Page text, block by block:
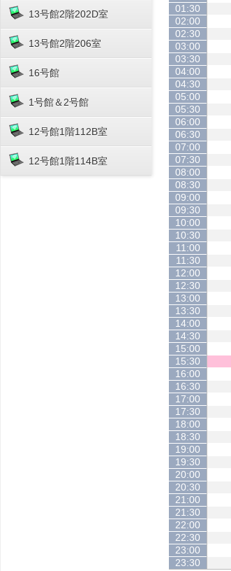
13号館2階202D室
13号館2階206室
16号館
1号館＆2号館
12号館1階112B室
12号館1階114B室
01:30
02:00
02:30
03:00
03:30
04:00
04:30
05:00
05:30
06:00
06:30
07:00
07:30
08:00
08:30
09:00
09:30
10:00
10:30
11:00
11:30
12:00
12:30
13:00
13:30
14:00
14:30
15:00
15:30
16:00
16:30
17:00
17:30
18:00
18:30
19:00
19:30
20:00
20:30
21:00
21:30
22:00
22:30
23:00
23:30